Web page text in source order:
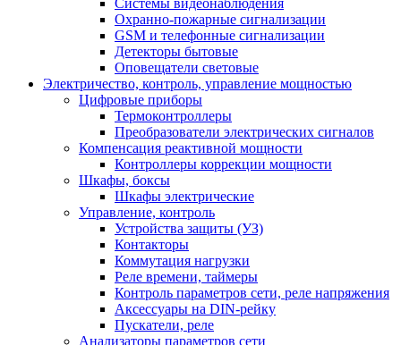
Охранно-пожарные сигнализации
GSM и телефонные сигнализации
Детекторы бытовые
Оповещатели световые
Электричество, контроль, управление мощностью
Цифровые приборы
Термоконтроллеры
Преобразователи электрических сигналов
Компенсация реактивной мощности
Контроллеры коррекции мощности
Шкафы, боксы
Шкафы электрические
Управление, контроль
Устройства защиты (УЗ)
Контакторы
Коммутация нагрузки
Реле времени, таймеры
Контроль параметров сети, реле напряжения
Аксессуары на DIN-рейку
Пускатели, реле
Анализаторы параметров сети